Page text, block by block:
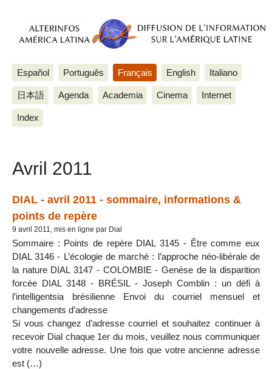
Español Português Français English Italiano
日本語 Agenda Academia Cinema Internet
Index
Avril 2011
DIAL - avril 2011 - sommaire, informations &
points de repère
9 avril 2011, mis en ligne par Dial
Sommaire : Points de repère DIAL 3145 - Être comme eux
DIAL 3146 - L’écologie de marché : l’approche néo-libérale de
la nature DIAL 3147 - COLOMBIE - Genèse de la disparition
forcée DIAL 3148 - BRÉSIL - Joseph Comblin : un défi à
l’intelligentsia brésilienne Envoi du courriel mensuel et
changements d’adresse
Si vous changez d’adresse courriel et souhaitez continuer à
recevoir Dial chaque 1er du mois, veuillez nous communiquer
votre nouvelle adresse. Une fois que votre ancienne adresse
est (…)